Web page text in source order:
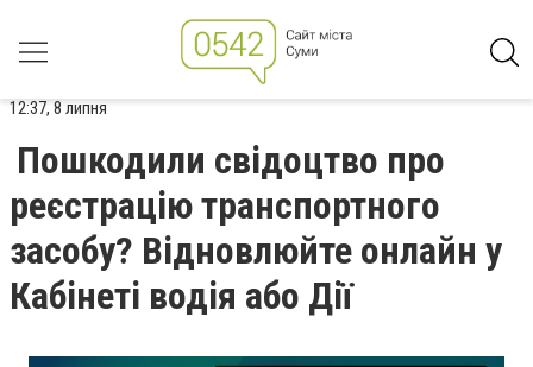
12:37, 8 липня
Пошкодили свідоцтво про
реєстрацію транспортного
засобу? Відновлюйте онлайн у
Кабінеті водія або Дії